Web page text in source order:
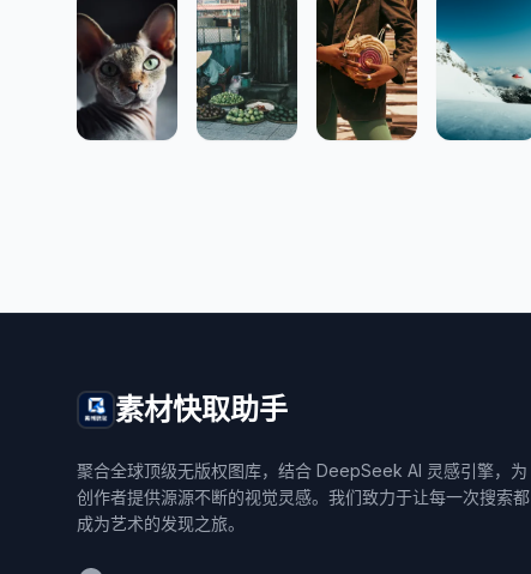
素材快取助手
聚合全球顶级无版权图库，结合 DeepSeek AI 灵感引擎，为
创作者提供源源不断的视觉灵感。我们致力于让每一次搜索都
成为艺术的发现之旅。